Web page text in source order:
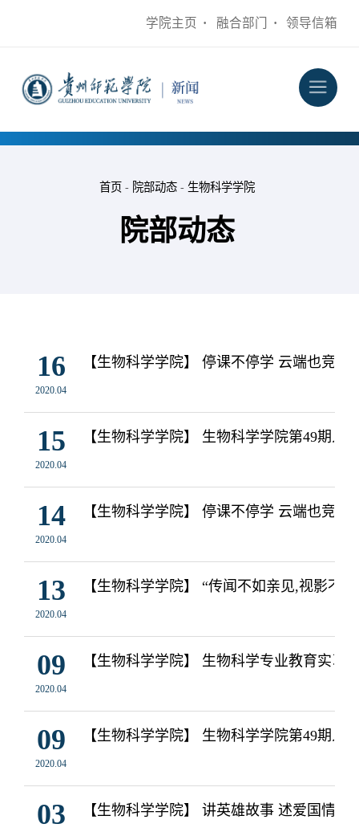
学院主页 · 融合部门 · 领导信箱
首页 - 院部动态 - 生物科学学院
院部动态
16
2020.04
【生物科学学院】 停课不停学 云端也竞
15
2020.04
【生物科学学院】 生物科学学院第49期
14
2020.04
【生物科学学院】 停课不停学 云端也竞
13
2020.04
【生物科学学院】 “传闻不如亲见,视影
09
2020.04
【生物科学学院】 生物科学专业教育实习
09
2020.04
【生物科学学院】 生物科学学院第49期入
03 【生物科学学院】 讲英雄故事 述爱国情